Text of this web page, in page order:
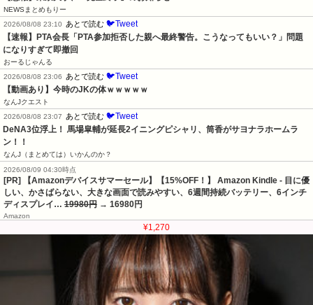
NEWSまとめもりー
2026/08/08 23:10
あとで読む 🐦Tweet
【速報】PTA会長「PTA参加拒否した親へ最終警告。こうなってもいい？」問題
になりすぎて即撤回
おーるじゃんる
2026/08/08 23:06
あとで読む 🐦Tweet
【動画あり】今時のJKの体ｗｗｗｗｗ
なんJクエスト
2026/08/08 23:07
あとで読む 🐦Tweet
DeNA3位浮上！ 馬場皐輔が延長2イニングピシャリ、筒香がサヨナラホームラ
ン！！
なんJ（まとめては）いかんのか？
2026/08/09 04:30時点
[PR] 【Amazonデバイスサマーセール】【15%OFF！】 Amazon Kindle - 目に優
しい、かさばらない、大きな画面で読みやすい、6週間持続バッテリー、6インチ
ディスプレイ… 19980円 → 16980円
Amazon
¥1,270